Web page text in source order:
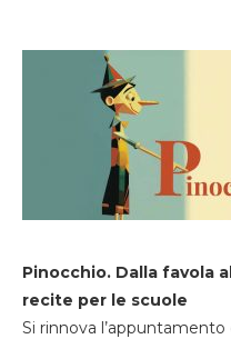
Pinocchio. Dalla favola
recite per le scuole
Si rinnova